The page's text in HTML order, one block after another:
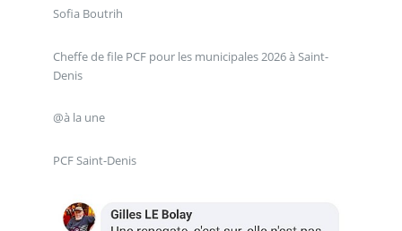
Sofia Boutrih
Cheffe de file PCF pour les municipales 2026 à Saint-
Denis
@à la une
PCF Saint-Denis